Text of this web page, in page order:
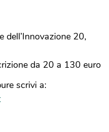
dell’Innovazione 20,
da 20 a 130 euro
scrivi a: